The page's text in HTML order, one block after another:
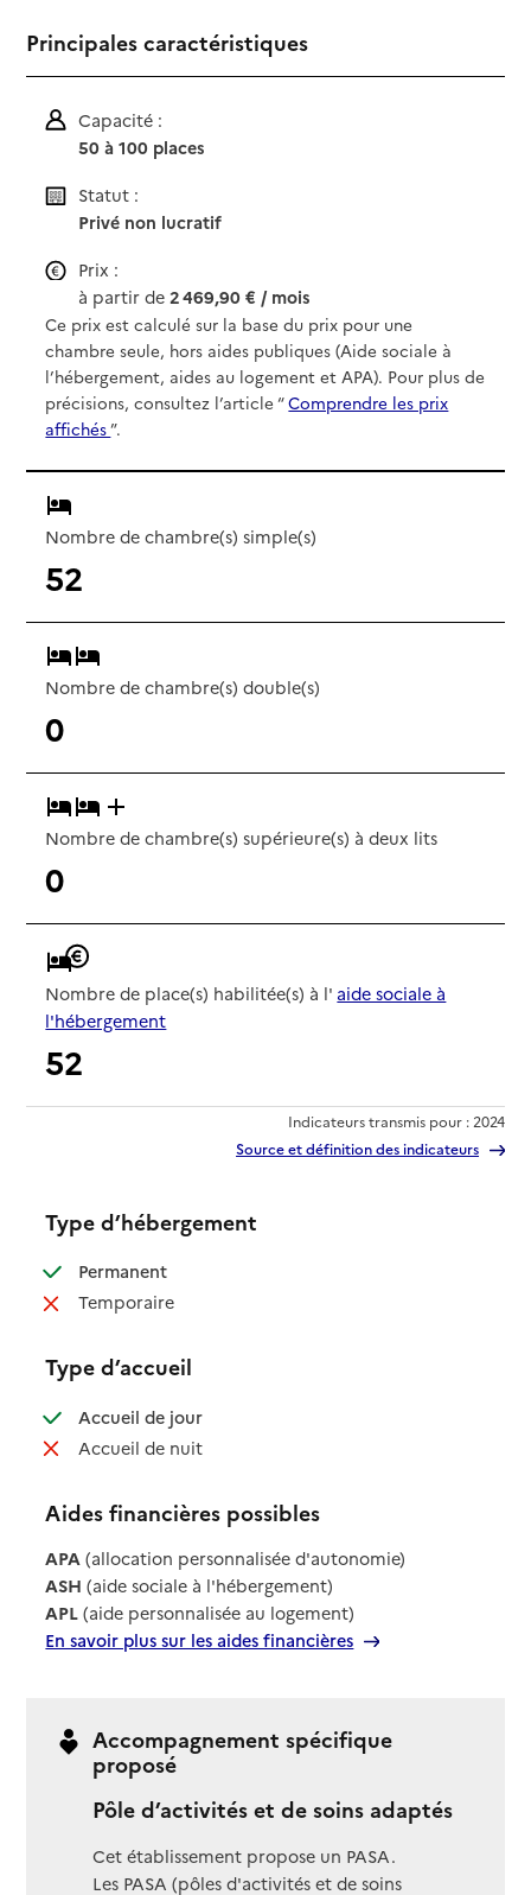
Principales caractéristiques
Capacité :
50 à 100 places
Statut :
Privé non lucratif
Prix :
à partir de2 469,90 € / mois
Ce prix est calculé sur la base du prix pour une
chambre seule, hors aides publiques (Aide sociale à
l’hébergement, aides au logement et APA). Pour plus de
précisions, consultez l’article “Comprendre les prix
affichés”.
Nombre de chambre(s) simple(s)
52
Nombre de chambre(s) double(s)
0
Nombre de chambre(s) supérieure(s) à deux lits
0
Nombre de place(s) habilitée(s) à l' aide sociale à
l'hébergement
52
Indicateurs transmis pour : 2024
Source et définition des indicateurs
Type d’hébergement
Permanent: disponible
Temporaire: non disponible
Type d’accueil
Accueil de jour: disponible
Accueil de nuit: non disponible
Aides financières possibles
APA (allocation personnalisée d'autonomie)
ASH (aide sociale à l'hébergement)
APL (aide personnalisée au logement)
En savoir plus sur les aides financières
Accompagnement spécifique
proposé
Pôle d’activités et de soins adaptés
Cet établissement propose un PASA.
Les PASA (pôles d'activités et de soins